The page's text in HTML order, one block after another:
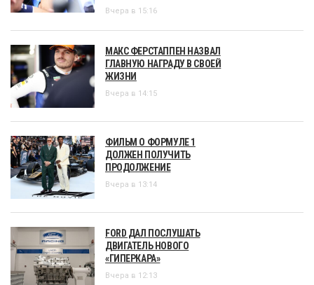
Вчера в 15:16
МАКС ФЕРСТАППЕН НАЗВАЛ
ГЛАВНУЮ НАГРАДУ В СВОЕЙ
ЖИЗНИ
Вчера в 14:15
ФИЛЬМ О ФОРМУЛЕ 1
ДОЛЖЕН ПОЛУЧИТЬ
ПРОДОЛЖЕНИЕ
Вчера в 13:14
FORD ДАЛ ПОСЛУШАТЬ
ДВИГАТЕЛЬ НОВОГО
«ГИПЕРКАРА»
Вчера в 12:13